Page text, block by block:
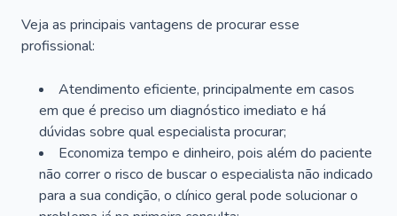
Veja as principais vantagens de procurar esse
profissional:
Atendimento eficiente, principalmente em casos
em que é preciso um diagnóstico imediato e há
dúvidas sobre qual especialista procurar;
Economiza tempo e dinheiro, pois além do paciente
não correr o risco de buscar o especialista não indicado
para a sua condição, o clínico geral pode solucionar o